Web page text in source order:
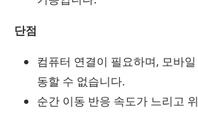
단점
컴퓨터 연결이 필요하며, 모바
동할 수 없습니다.
순간 이동 반응 속도가 느리고